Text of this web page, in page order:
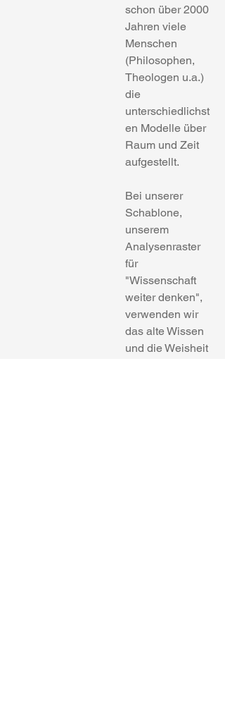
schon über 2000
Jahren viele
Menschen
(Philosophen,
Theologen u.a.)
die
unterschiedlichst
en Modelle über
Raum und Zeit
aufgestellt.
Bei unserer
Schablone,
unserem
Analysenraster
für
"Wissenschaft
weiter denken",
verwenden wir
das alte Wissen
und die Weisheit